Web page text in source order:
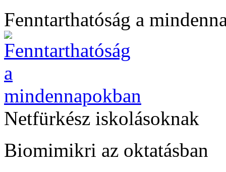
Fenntarthatóság a
Netfürkész iskolásoknak
Biomimikri az oktatásban